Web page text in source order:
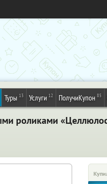
Туры 13 Услуги 12 ПолучиКупон 85
роликами